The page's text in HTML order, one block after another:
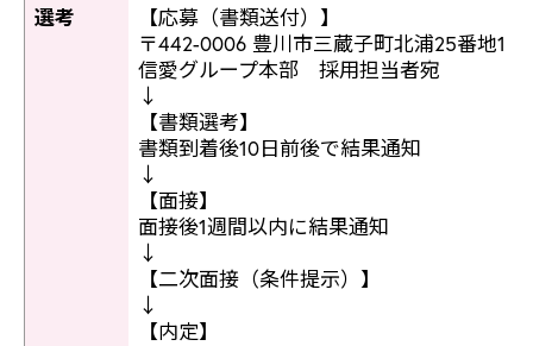
選考
【応募（書類送付）】
〒442-0006 豊川市三蔵子町北浦25番地1
信愛グループ本部 採用担当者宛
↓
【書類選考】
書類到着後10日前後で結果通知
↓
【面接】
面接後1週間以内に結果通知
↓
【二次面接（条件提示）】
↓
【内定】